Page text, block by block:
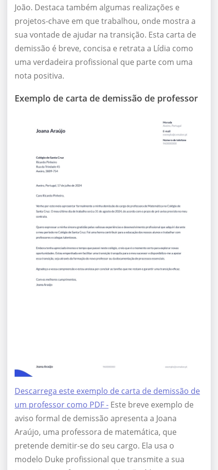
João. Destaca também algumas realizações e
projetos-chave em que trabalhou, onde mostra a
sua vontade de ajudar na transição. Esta carta de
demissão é breve, concisa e retrata a Lídia como
uma verdadeira profissional que parte com uma
nota positiva.
Exemplo de carta de demissão de professor
Descarrega este exemplo de carta de demissão de
um professor como PDF - Este breve exemplo de
aviso formal de demissão apresenta a Joana
Araújo, uma professora de matemática, que
pretende demitir-se do seu cargo. Ela usa o
modelo Duke profissional que transmite a sua